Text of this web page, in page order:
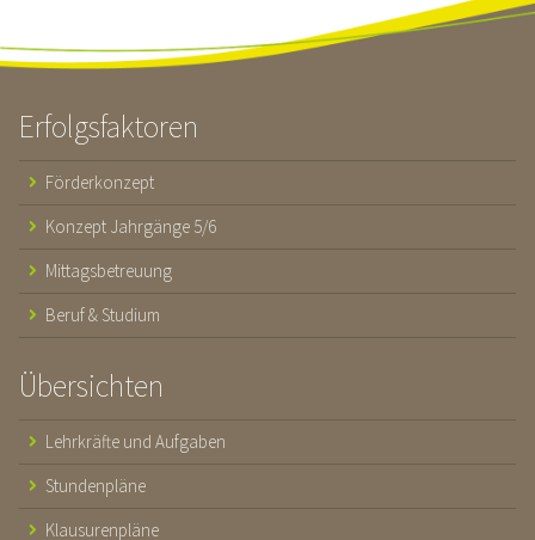
Erfolgsfaktoren
Förderkonzept
Konzept Jahrgänge 5/6
Mittagsbetreuung
Beruf & Studium
Übersichten
Lehrkräfte und Aufgaben
Stundenpläne
Klausurenpläne